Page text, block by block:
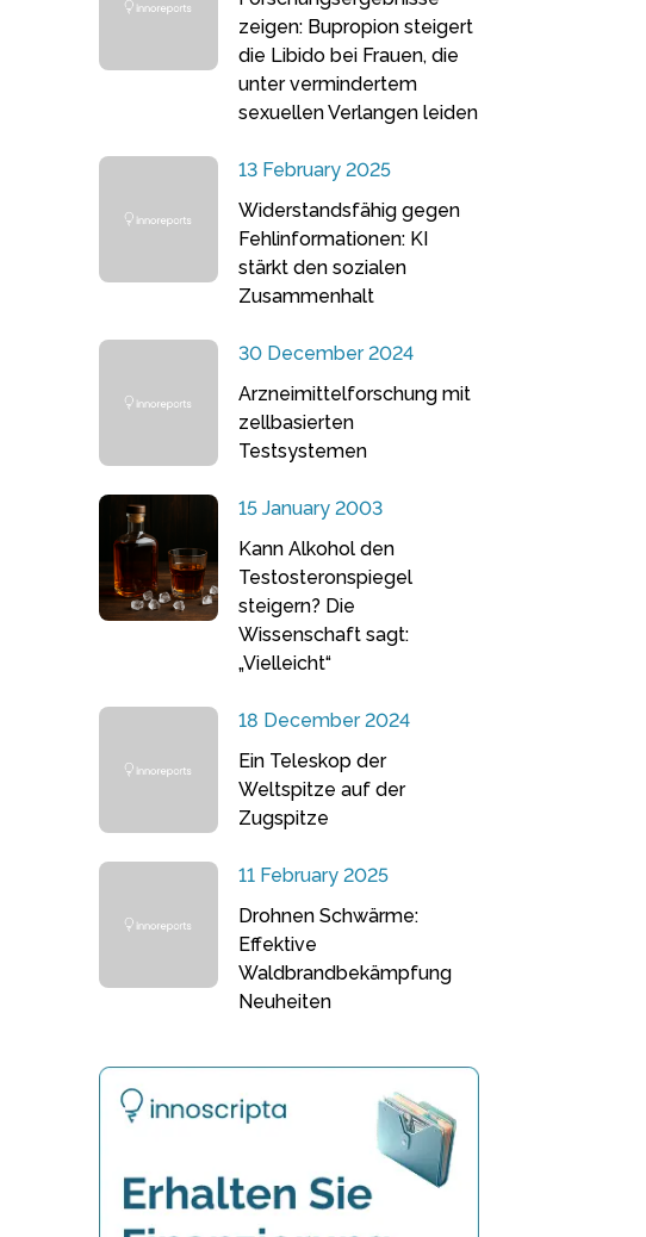
zeigen: Bupropion steigert
die Libido bei Frauen, die
unter vermindertem
sexuellen Verlangen leiden
13 February 2025
Widerstandsfähig gegen
Fehlinformationen: KI
stärkt den sozialen
Zusammenhalt
30 December 2024
Arzneimittelforschung mit
zellbasierten
Testsystemen
15 January 2003
Kann Alkohol den
Testosteronspiegel
steigern? Die
Wissenschaft sagt:
„Vielleicht“
18 December 2024
Ein Teleskop der
Weltspitze auf der
Zugspitze
11 February 2025
Drohnen Schwärme:
Effektive
Waldbrandbekämpfung
Neuheiten